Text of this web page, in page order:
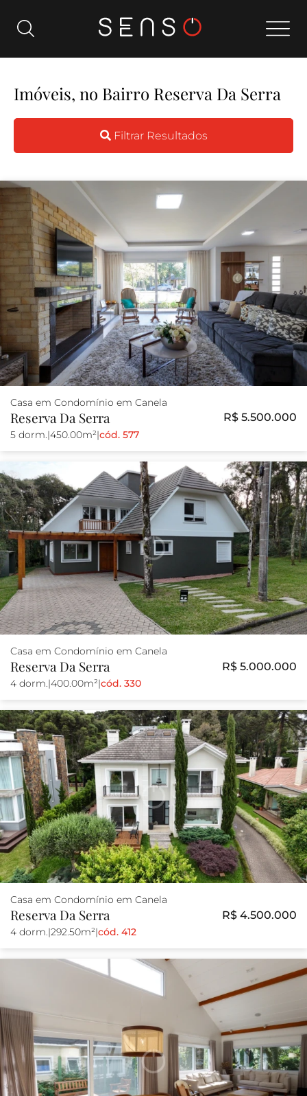
Imóveis, no Bairro Reserva Da Serra
Filtrar Resultados
Casa em Condomínio em Canela
Reserva Da Serra R$ 5.500.000
5 dorm.|450.00m²|cód. 577
Casa em Condomínio em Canela
Reserva Da Serra R$ 5.000.000
4 dorm.|400.00m²|cód. 330
Casa em Condomínio em Canela
Reserva Da Serra R$ 4.500.000
4 dorm.|292.50m²|cód. 412